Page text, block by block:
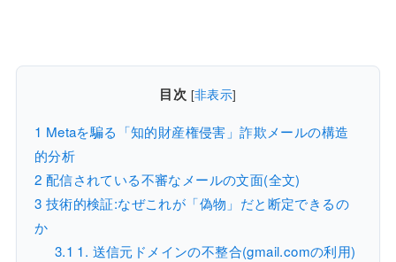
目次 [非表示]
1 Metaを騙る「知的財産権侵害」詐欺メールの構造
的分析
2 配信されている不審なメールの文面(全文)
3 技術的検証:なぜこれが「偽物」だと断定できるの
か
3.1 1. 送信元ドメインの不整合(gmail.comの利用)